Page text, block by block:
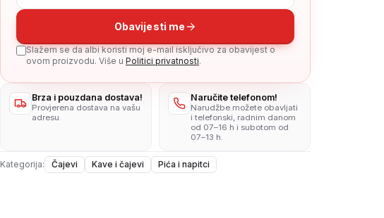
Obavijesti me
Slažem se da albi koristi moj e-mail isključivo za obavijest o
ovom proizvodu. Više u Politici privatnosti.
Brza i pouzdana dostava!
Provjerena dostava na vašu
adresu.
Naručite telefonom!
Narudžbe možete obavljati
i telefonski, radnim danom
od 07–16 h i subotom od
07–13 h.
Kategorija: Čajevi Kave i čajevi Pića i napitci